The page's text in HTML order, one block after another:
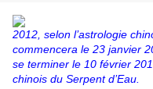
2012, selon l’astrologie
commencera le 23 janvier
se terminer le 10 février
chinois du Serpent d’Eau.